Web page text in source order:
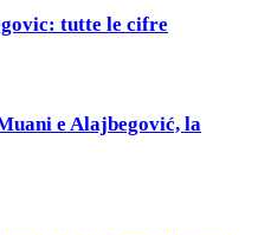
tutte le cifre
e Alajbegović, la